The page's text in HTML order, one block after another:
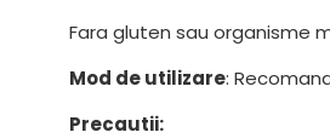
Fara gluten sau organisme
Mod de utilizare:
Precautii: